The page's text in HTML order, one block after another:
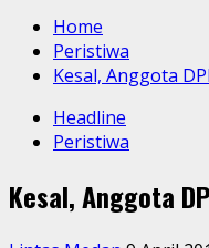
Home
Peristiwa
Kesal, Anggota
Headline
Peristiwa
Kesal, Anggota